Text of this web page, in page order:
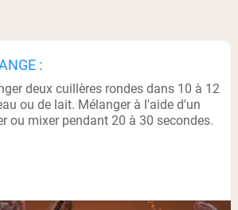
:
deux cuillères rondes dans 10 à 12
ou de lait. Mélanger à l'aide d'un
ou mixer pendant 20 à 30 secondes.